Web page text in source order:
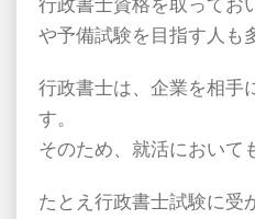
や予備試験を目指す人も
行政書士は、企業を相手
す。
そのため、就活において
たとえ行政書士試験に受